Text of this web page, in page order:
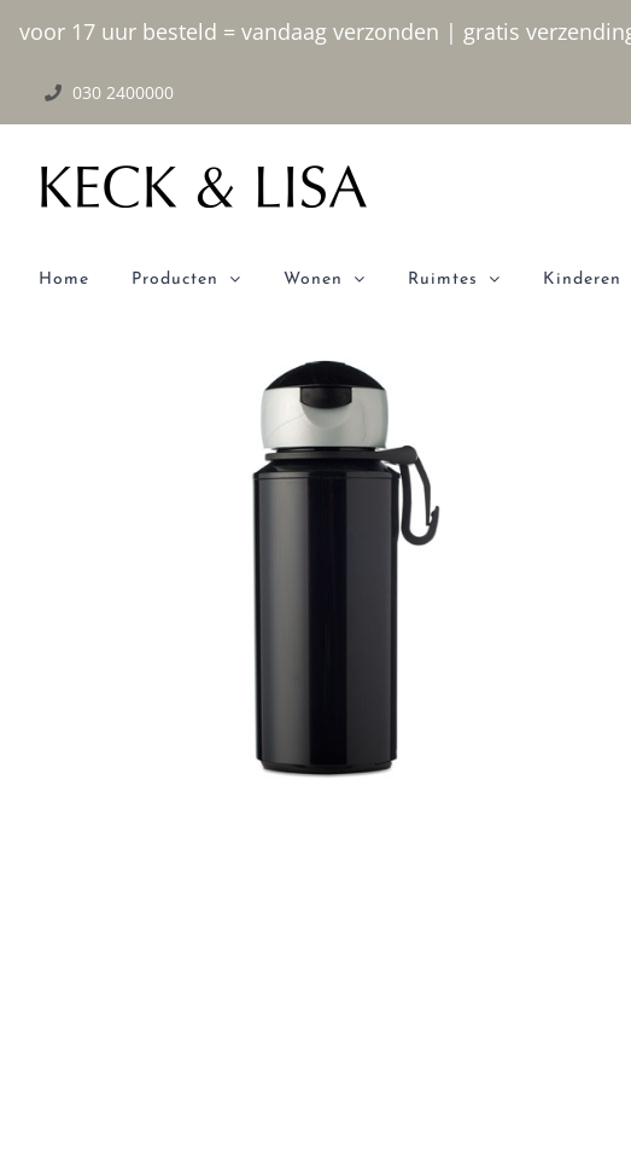
voor 17 uur besteld = vandaag verzonden | gratis
inhoud
030 2400000
Home Producten Wonen Ruimtes Kinderen
ook heel aardig